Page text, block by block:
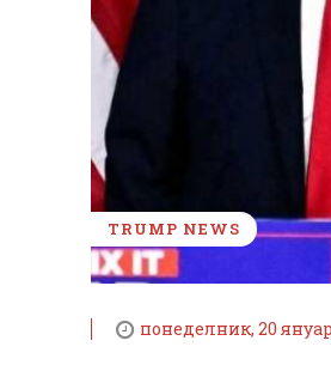
TRUMP NEWS
понеделник, 20